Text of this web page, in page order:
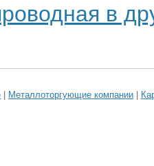
в
| Металлоторгующие компании |